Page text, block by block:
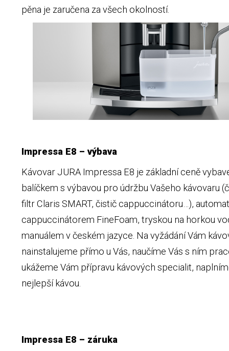
pěna je zaručena za všech okolností.
Impressa E8 – výbava
Kávovar JURA Impressa E8 je základní ceně
balíčkem s výbavou pro údržbu Vašeho kávovaru
filtr Claris SMART, čistič cappuccinátoru…),
cappuccinátorem FineFoam, tryskou na horkou
manuálem v českém jazyce. Na vyžádání Vám
nainstalujeme přímo u Vás, naučíme Vás s ním
ukážeme Vám přípravu kávových specialit,
nejlepší kávou.
Impressa E8 – záruka